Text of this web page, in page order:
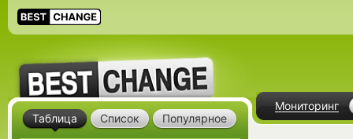
Мониторинг
Таблица Список Популярное